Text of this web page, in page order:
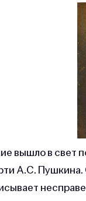
вышло в свет
А.С.